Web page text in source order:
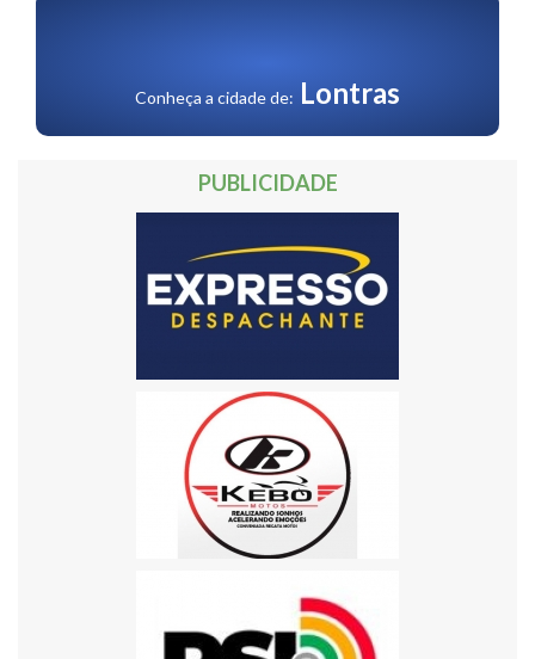
Conheça a cidade de: Lontras
PUBLICIDADE